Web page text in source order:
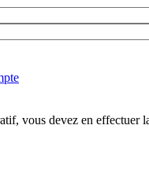
vous devez en effectuer